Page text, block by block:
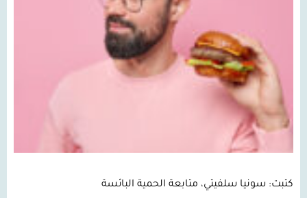
كتبت: سونيا سلفيتي، متابعة الحمية البائسة